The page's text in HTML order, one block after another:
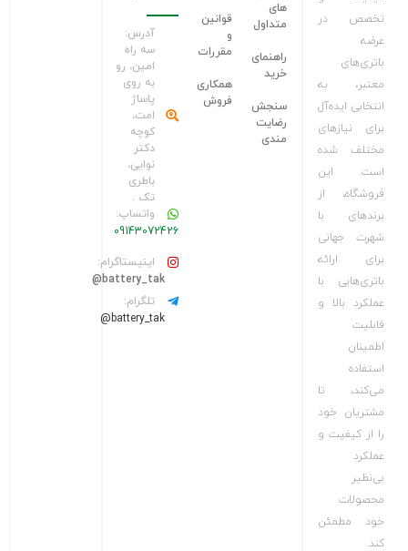
تخصص در
عرضه
باتری‌های
معتبر، به
انتخابی ایده‌آل
برای نیازهای
مختلف شده
است. این
فروشگاه، از
برندهای با
شهرت جهانی
برای ارائه
باتری‌هایی با
عملکرد بالا و
قابلیت
اطمینان
استفاده
می‌کند، تا
مشتریان خود
را از کیفیت و
عملکرد
بی‌نظیر
محصولات
خود مطمئن
کند.
های
متداول
راهنمای
خرید
سنجش
رضایت
مندی
قوانین
و
مقررات
همکاری
فروش
آدرس:
سه راه
امین، رو
به روی
پاساژ
امت،
کوچه
دکتر
نوایی،
باطری
تک .
واتساپ:
09143072426
اینیستاگرام:
battery_tak@
تلگرام:
battery_tak@